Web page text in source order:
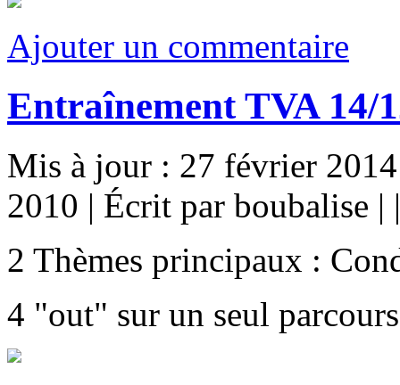
Ajouter un commentaire
Entraînement TVA 14/
Mis à jour : 27 février 2014
2010 | Écrit par boubalise |
2 Thèmes principaux :
4 "out" sur un seul